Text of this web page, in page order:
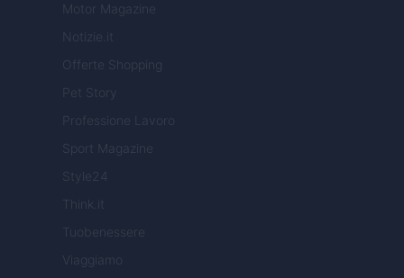
Motor Magazine
Notizie.it
Offerte Shopping
Pet Story
Professione Lavoro
Sport Magazine
Style24
Think.it
Tuobenessere
Viaggiamo